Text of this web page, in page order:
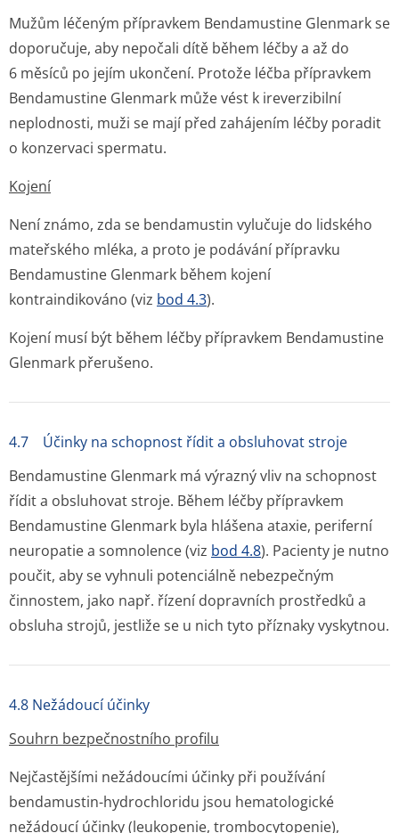
Mužům léčeným přípravkem Bendamustine Glenmark se
doporučuje, aby nepočali dítě během léčby a až do
6 měsíců po jejím ukončení. Protože léčba přípravkem
Bendamustine Glenmark může vést k ireverzibilní
neplodnosti, muži se mají před zahájením léčby poradit
o konzervaci spermatu.
Kojení
Není známo, zda se bendamustin vylučuje do lidského
mateřského mléka, a proto je podávání přípravku
Bendamustine Glenmark během kojení
kontraindikováno (viz bod 4.3).
Kojení musí být během léčby přípravkem Bendamustine
Glenmark přerušeno.
4.7 Účinky na schopnost řídit a obsluhovat stroje
Bendamustine Glenmark má výrazný vliv na schopnost
řídit a obsluhovat stroje. Během léčby přípravkem
Bendamustine Glenmark byla hlášena ataxie, periferní
neuropatie a somnolence (viz bod 4.8). Pacienty je nutno
poučit, aby se vyhnuli potenciálně nebezpečným
činnostem, jako např. řízení dopravních prostředků a
obsluha strojů, jestliže se u nich tyto příznaky vyskytnou.
4.8 Nežádoucí účinky
Souhrn bezpečnostního profilu
Nejčastějšími nežádoucími účinky při používání
bendamustin-hydrochloridu jsou hematologické
nežádoucí účinky (leukopenie, trombocytopenie),